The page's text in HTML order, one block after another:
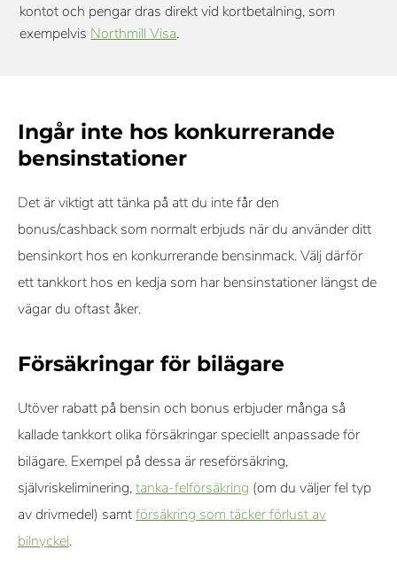
kontot och pengar dras direkt vid kortbetalning, som
exempelvis Northmill Visa.
Ingår inte hos konkurrerande
bensinstationer
Det är viktigt att tänka på att du inte får den
bonus/cashback som normalt erbjuds när du använder ditt
bensinkort hos en konkurrerande bensinmack. Välj därför
ett tankkort hos en kedja som har bensinstationer längst de
vägar du oftast åker.
Försäkringar för bilägare
Utöver rabatt på bensin och bonus erbjuder många så
kallade tankkort olika försäkringar speciellt anpassade för
bilägare. Exempel på dessa är reseförsäkring,
självriskeliminering,tanka-felförsäkring (om du väljer fel typ
av drivmedel) samtförsäkring som täcker förlust av
bilnyckel.